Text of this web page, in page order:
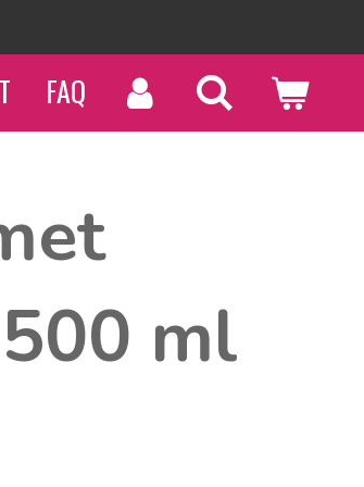
FAQ
ml